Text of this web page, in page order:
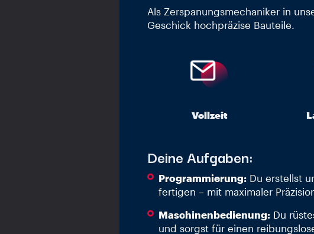
Als Zerspanungsmechaniker in
Geschick hochpräzise Bauteile.
Vollzeit
Deine Aufgaben:
Programmierung: Du erstellst
fertigen – mit maximaler
Maschinenbedienung: Du
und sorgst für einen